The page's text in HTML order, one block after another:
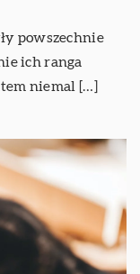
powszechnie
ich ranga
niemal […]